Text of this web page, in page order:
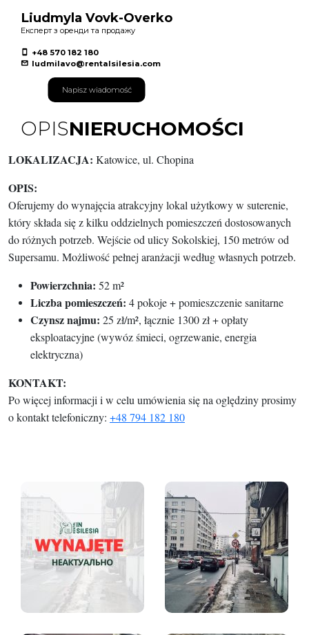
Liudmyla Vovk-Overko
Експерт з оренди та продажу
+48 570 182 180
ludmilavo@rentalsilesia.com
Napisz wiadomość
OPISNIERUCHOMOŚCI
LOKALIZACJA: Katowice, ul. Chopina
OPIS:
Oferujemy do wynajęcia atrakcyjny lokal użytkowy w suterenie,
który składa się z kilku oddzielnych pomieszczeń dostosowanych
do różnych potrzeb. Wejście od ulicy Sokolskiej, 150 metrów od
Supersamu. Możliwość pełnej aranżacji według własnych potrzeb.
Powierzchnia: 52 m²
Liczba pomieszczeń: 4 pokoje + pomieszczenie sanitarne
Czynsz najmu: 25 zł/m², łącznie 1300 zł + opłaty
eksploatacyjne (wywóz śmieci, ogrzewanie, energia
elektryczna)
KONTAKT:
Po więcej informacji i w celu umówienia się na oględziny prosimy
o kontakt telefoniczny: +48 794 182 180